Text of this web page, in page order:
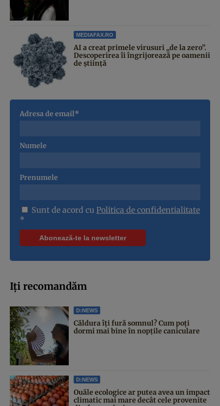
MEDIAFAX.RO
AI a creat primele virusuri „de la zero”.
Descoperirea îi îngrijorează pe oamenii
de știință
Adresa de email*
Numele
Prenumele
Sunt de acord cu Politica de confidentialitate
*
Iți recomandăm
D:NEWS
Căldura îți fură somnul? Cum poți
dormi mai bine în nopțile caniculare
D:NEWS
Ouăle ecologice ar putea avea un impact
climatic mai mare decât cele provenite